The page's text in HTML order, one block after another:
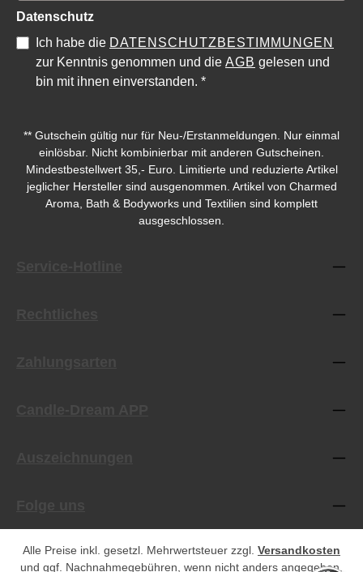
Datenschutz
Ich habe die DATENSCHUTZBESTIMMUNGEN
zur Kenntnis genommen und die AGB gelesen und
bin mit ihnen einverstanden. *
** Gutschein gültig nur für Neu-/Erstanmeldungen. Nur einmal
einlösbar. Nicht kombinierbar mit anderen Gutscheinen.
Mindestbestellwert 35,- Euro. Limitierte und reduzierte Artikel
jeglicher Hersteller sind ausgenommen. Artikel von Charmed
Aroma, Bath & Bodyworks und Textilien sind komplett
ausgeschlossen.
Alle Preise inkl. gesetzl. Mehrwertsteuer zzgl. Versandkosten
und ggf. Nachnahmegebühren, wenn nicht anders angegeben.